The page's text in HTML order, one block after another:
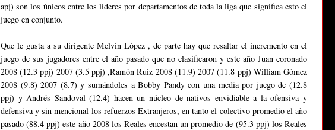
apj) son los únicos entre los lideres por departamentos de toda la liga que significa esto el
juego en conjunto.
Que le gusta a su dirigente Melvin López , de parte hay que resaltar el incremento en el
juego de sus jugadores entre el año pasado que no clasificaron y este año Juan coronado
2008 (12.3 ppj) 2007 (3.5 ppj) ,Ramón Ruiz 2008 (11.9) 2007 (11.8 ppj) William Gómez
2008 (9.8) 2007 (8.7) y sumándoles a Bobby Pandy con una media por juego de (12.8
ppj) y Andrés Sandoval (12.4) hacen un núcleo de nativos envidiable a la ofensiva y
defensiva y sin mencional los refuerzos Extranjeros, en tanto el colectivo promedio el año
pasado (88.4 ppj) este año 2008 los Reales encestan un promedio de (95.3 ppj) los Reales